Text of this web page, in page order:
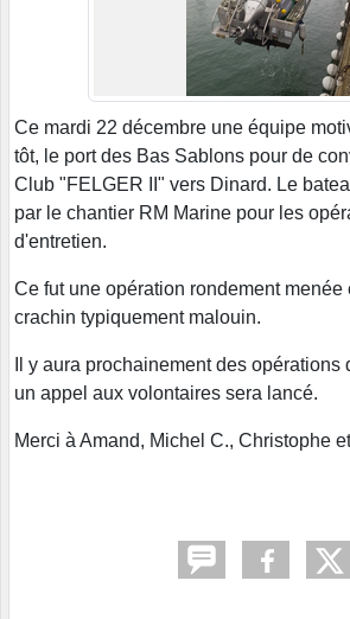
Ce mardi 22 décembre une équipe
tôt, le port des Bas Sablons pour de
Club "FELGER II" vers Dinard. Le
par le chantier RM Marine pour les
d'entretien.
Ce fut une opération rondement menée
crachin typiquement malouin.
Il y aura prochainement des opérations
un appel aux volontaires sera lancé.
Merci à Amand, Michel C., Christophe